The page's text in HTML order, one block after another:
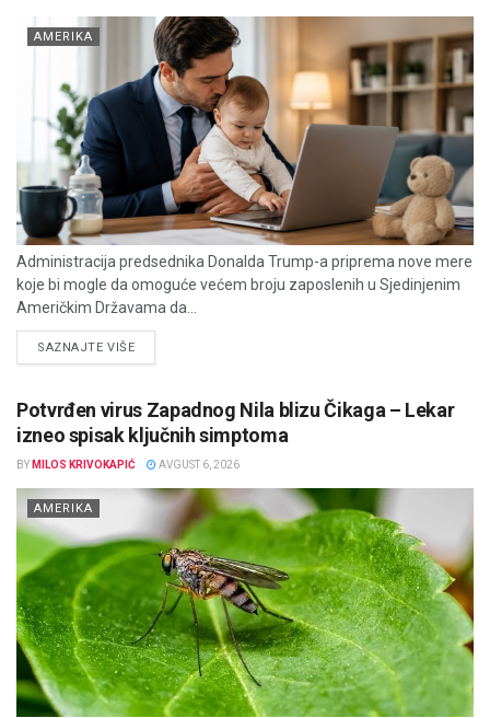
AMERIKA
Administracija predsednika Donalda Trump-a priprema nove mere
koje bi mogle da omoguće većem broju zaposlenih u Sjedinjenim
Američkim Državama da...
SAZNAJTE VIŠEDETAILS
Potvrđen virus Zapadnog Nila blizu Čikaga – Lekar
izneo spisak ključnih simptoma
BY MILOS KRIVOKAPIĆ AVGUST 6, 2026
AMERIKA